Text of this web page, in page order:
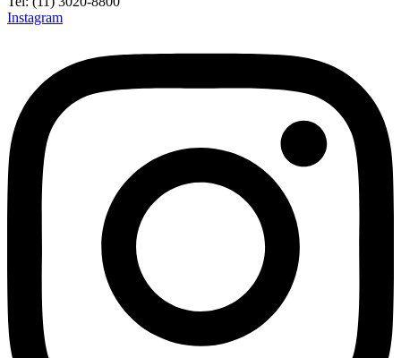
Instagram